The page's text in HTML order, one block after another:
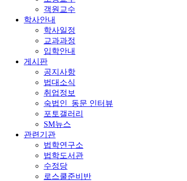
객원교수
학사안내
학사일정
교과과정
입학안내
게시판
공지사항
법대소식
취업정보
숙법인_동문 인터뷰
포토갤러리
SM뉴스
관련기관
법학연구소
법학도서관
수정당
로스쿨준비반